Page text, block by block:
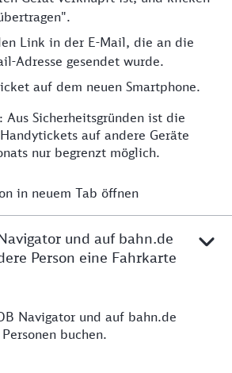
Link in der E-Mail, die an die
Adresse gesendet wurde.
auf dem neuen Smartphone.
Aus Sicherheitsgründen ist die
auf andere Geräte
nur begrenzt möglich.
in neuem Tab öffnen
und auf bahn.de
Person eine Fahrkarte
Navigator und auf bahn.de
buchen.